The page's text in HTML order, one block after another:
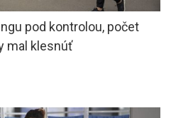
pod kontrolou, počet
mal klesnúť